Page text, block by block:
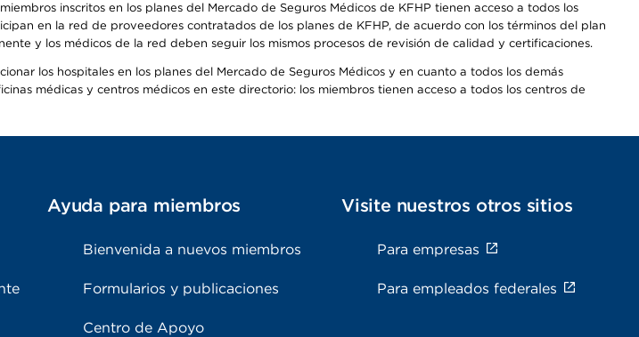
inscritos en los planes del Mercado de Seguros Médicos de KFHP tienen acceso a todos los
en la red de proveedores contratados de los planes de KFHP, de acuerdo con los términos del plan
y los médicos de la red deben seguir los mismos procesos de revisión de calidad y certificaciones.
los hospitales en los planes del Mercado de Seguros Médicos y en cuanto a todos los demás
médicas y centros médicos en este directorio: los miembros tienen acceso a todos los centros de
Ayuda para miembros
Bienvenida a nuevos miembros
Formularios y publicaciones
Centro de Apoyo
Visite nuestros otros sitios
Para empresas
Para empleados federales